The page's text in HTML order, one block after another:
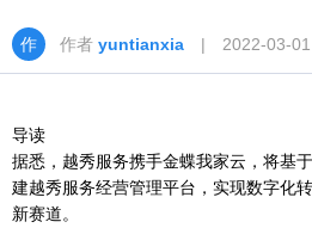
作者 yuntianxia | 2022-03-01
导读
据悉，越秀服务携手金蝶我家云，将基
建越秀服务经营管理平台，实现数字化
新赛道。